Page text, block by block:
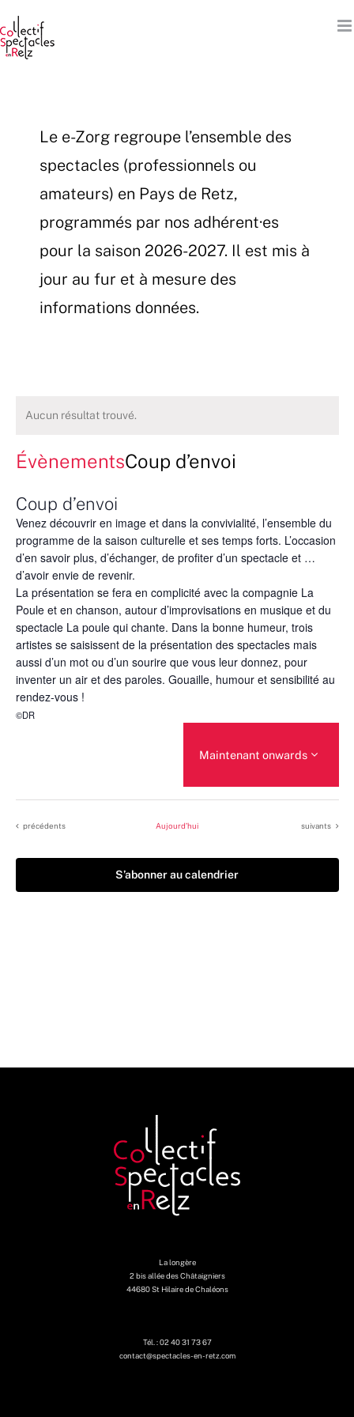
au
contenu
Le e-Zorg regroupe l’ensemble des
spectacles (professionnels ou
amateurs) en Pays de Retz,
programmés par nos adhérent·es
pour la saison 2026-2027. Il est mis à
jour au fur et à mesure des
informations données.
Aucun résultat trouvé.
ÉvènementsCoup d’envoi
Coup d’envoi
Venez découvrir en image et dans la convivialité, l’ensemble du
programme de la saison culturelle et ses temps forts. L’occasion
d’en savoir plus, d’échanger, de profiter d’un spectacle et …
d’avoir envie de revenir.
La présentation se fera en complicité avec la compagnie La
Poule et en chanson, autour d’improvisations en musique et du
spectacle La poule qui chante. Dans la bonne humeur, trois
artistes se saisissent de la présentation des spectacles mais
aussi d’un mot ou d’un sourire que vous leur donnez, pour
inventer un air et des paroles. Gouaille, humour et sensibilité au
rendez-vous !
©DR
Maintenant onwards
date.
Évènements
précédents Aujourd’hui Évènements
suivants
S’abonner au calendrier
La longère
2 bis allée des Châtaigniers
44680 St Hilaire de Chaléons
Tél. : 02 40 31 73 67
contact@spectacles-en-retz.com